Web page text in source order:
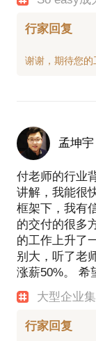
行家回复
孟坤宇
付老师的行业
讲解，我能很
框架下，我有
的交付的很多
的工作上升了
别大，听了老
涨薪50%。 希
大型企业
行家回复